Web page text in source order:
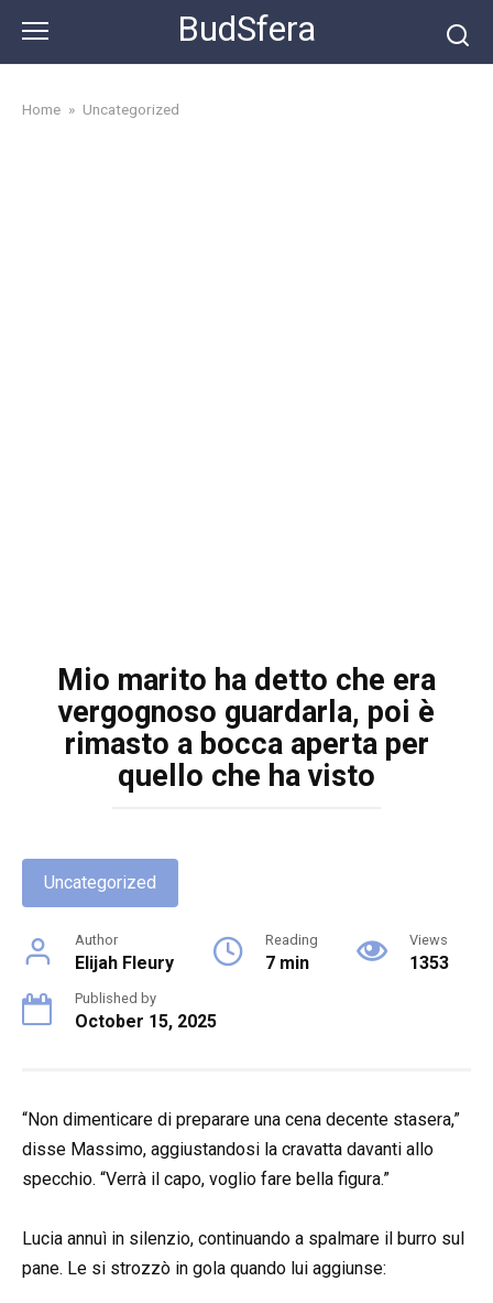
content
BudSfera
Home » Uncategorized
Mio marito ha detto che era
vergognoso guardarla, poi è
rimasto a bocca aperta per
quello che ha visto
Uncategorized
Author
Elijah Fleury
Reading
7 min
Views
1353
Published by
October 15, 2025
“Non dimenticare di preparare una cena decente stasera,”
disse Massimo, aggiustandosi la cravatta davanti allo
specchio. “Verrà il capo, voglio fare bella figura.”
Lucia annuì in silenzio, continuando a spalmare il burro sul
pane. Le si strozzò in gola quando lui aggiunse: